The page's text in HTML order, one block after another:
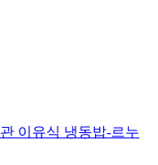
이유식 냉동밥-르누